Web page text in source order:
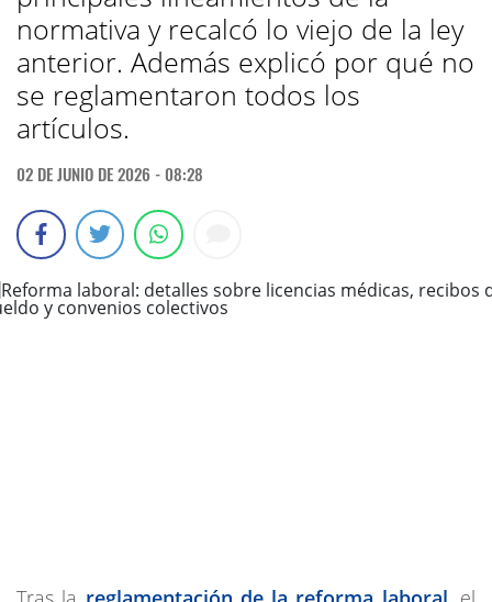
normativa y recalcó lo viejo de la ley
anterior. Además explicó por qué no
se reglamentaron todos los
artículos.
02 DE JUNIO DE 2026 - 08:28